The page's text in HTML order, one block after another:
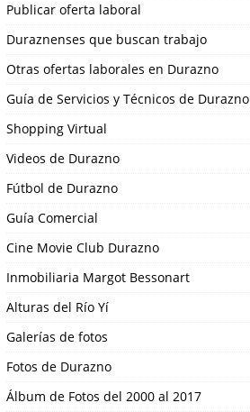
Publicar oferta laboral
Duraznenses que buscan trabajo
Otras ofertas laborales en Durazno
Guía de Servicios y Técnicos de Durazno
Shopping Virtual
Videos de Durazno
Fútbol de Durazno
Guía Comercial
Cine Movie Club Durazno
Inmobiliaria Margot Bessonart
Alturas del Río Yí
Galerías de fotos
Fotos de Durazno
Álbum de Fotos del 2000 al 2017